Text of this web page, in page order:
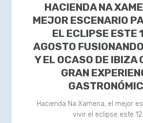
HACIENDA NA
MEJOR ESCENARIO
EL ECLIPSE ESTE
AGOSTO
Y EL OCASO DE IBIZA
GRAN
Hacienda Na Xamena, el mejor
vivir el eclipse este